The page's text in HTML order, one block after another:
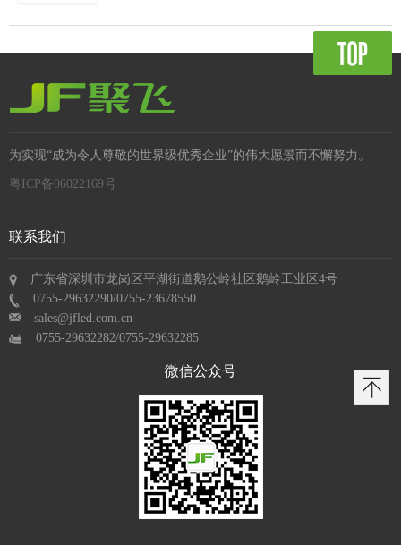
为实现“成为令人尊敬的世界级优秀企业”的伟大愿景而不懈努力。
粤ICP备06022169号
联系我们
广东省深圳市龙岗区平湖街道鹅公岭社区鹅岭工业区4号
0755-29632290/0755-23678550
sales@jfled.com.cn
0755-29632282/0755-29632285
微信公众号